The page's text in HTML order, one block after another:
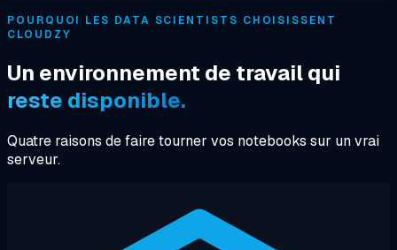
POURQUOI LES DATA SCIENTISTS CHOISISSENT
CLOUDZY
Un environnement de travail qui
reste disponible.
Quatre raisons de faire tourner vos notebooks sur un vrai
serveur.